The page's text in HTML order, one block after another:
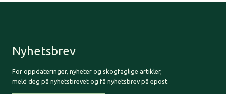
Nyhetsbrev
For oppdateringer, nyheter og skogfaglige artikler,
meld deg på nyhetsbrevet og få nyhetsbrev på epost.